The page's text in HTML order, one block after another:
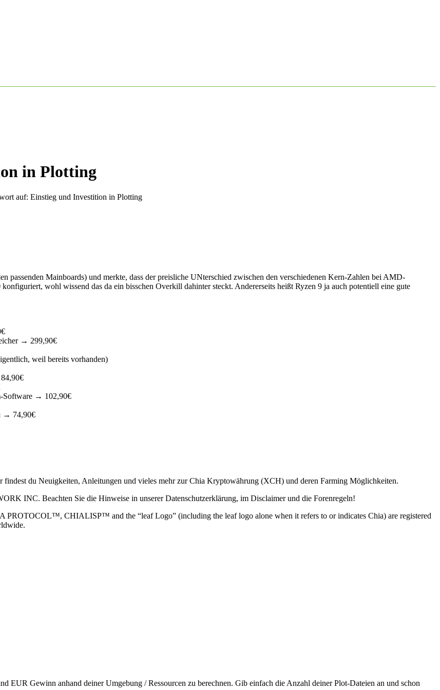
in Plotting
auf: Einstieg und Investition in Plotting
passenden Mainboards) und merkte, dass der preisliche UNterschied zwischen den verschiedenen Kern-Zahlen bei AMD-
wohl wissend das da ein bisschen Overkill dahinter steckt. Andererseits heißt Ryzen 9 ja auch potentiell eine gute
→ 299,90€
weil bereits vorhanden)
Software → 102,90€
→ 74,90€
du Neuigkeiten, Anleitungen und vieles mehr zur Chia Kryptowährung (XCH) und deren Farming Möglichkeiten.
INC. Beachten Sie die Hinweise in unserer Datenschutzerklärung, im Disclaimer und die Forenregeln!
CHIALISP™ and the “leaf Logo” (including the leaf logo alone when it refers to or indicates Chia) are registered
EUR Gewinn anhand deiner Umgebung / Ressourcen zu berechnen. Gib einfach die Anzahl deiner Plot-Dateien an und schon